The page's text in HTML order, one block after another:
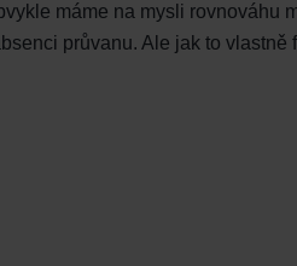
máme na mysli
průvanu. Ale jak to